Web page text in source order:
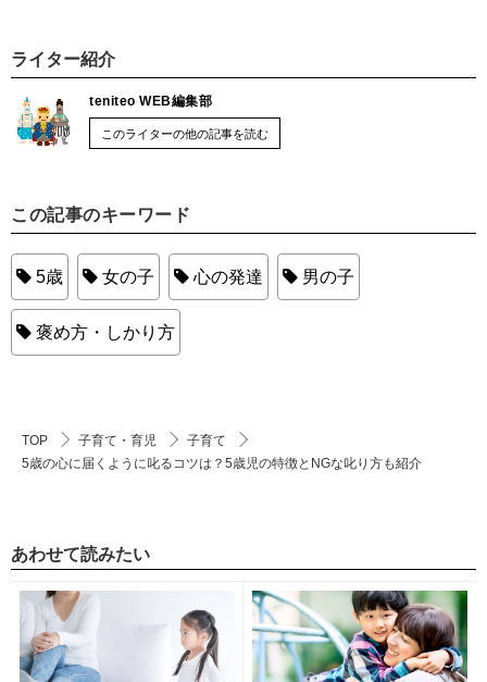
ライター紹介
teniteo WEB編集部
このライターの他の記事を読む
この記事のキーワード
5歳 女の子 心の発達 男の子
褒め方・しかり方
TOP 子育て・育児
子育て
5歳の心に届くように叱るコツは？5歳児の特徴とNGな叱り方も紹介
あわせて読みたい